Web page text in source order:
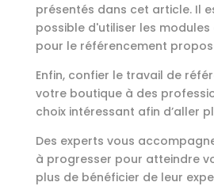
présentés dans cet article. Il
possible d'utiliser les
pour le référencement
Enfin, confier le travail de
votre boutique à des
choix intéressant afin d’aller
Des experts vous
à progresser pour atteindre
plus de bénéficier de leur